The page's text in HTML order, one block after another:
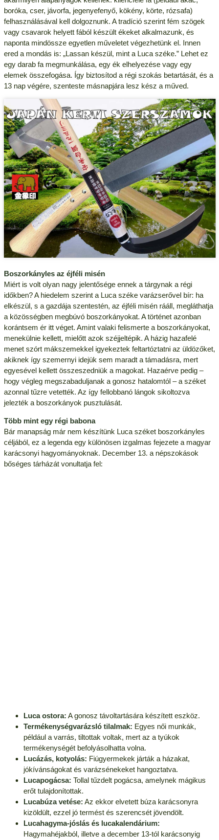
boróka, cser, jávorfa, jegenyefenyő, kökény, körte, rózsafa)
felhasználásával kell dolgoznunk. A tradíció szerint fém szögek
vagy csavarok helyett fából készült ékeket alkalmazunk, és
naponta mindössze egyetlen műveletet végezhetünk el. Innen
ered a mondás is: „Lassan készül, mint a Luca széke.” Lehet ez
egy darab fa megmunkálása, egy ék elhelyezése vagy egy
elemek összefogása. Így biztosítod a régi szokás betartását, és a
13 nap végére, szenteste másnapjára lesz kész a műved.
Boszorkányles az éjféli misén
Miért is volt olyan nagy jelentősége ennek a tárgynak a régi
időkben? A hiedelem szerint a Luca széke varázserővel bír: ha
elkészül, s a gazdája szentestén, az éjféli misén rááll, megláthatja
a közösségben megbúvó boszorkányokat. A történet azonban
korántsem ér itt véget. Amint valaki felismerte a boszorkányokat,
menekülnie kellett, mielőtt azok széjjeltépik. A házig hazafelé
menet szórt mákszemekkel igyekeztek feltartóztatni az üldözőket,
akiknek így szemernyi idejük sem maradt a támadásra, mert
egyesével kellett összeszedniük a magokat. Hazaérve pedig –
hogy végleg megszabaduljanak a gonosz hatalomtól – a széket
azonnal tűzre vetették. Az így fellobbanó lángok sikoltozva
jelezték a boszorkányok pusztulását.
Több mint egy régi babona
Bár manapság már nem készítünk Luca széket boszorkányles
céljából, ez a legenda egy különösen izgalmas fejezete a magyar
karácsonyi hagyományoknak. December 13. a népszokások
bőséges tárházát vonultatja fel:
Luca ostora: A gonosz távoltartására készített eszköz.
Termékenységvarázsló tilalmak: Egyes női munkák,
például a varrás, tiltottak voltak, mert az a tyúkok
termékenységét befolyásolhatta volna.
Lucázás, kotyolás: Fiúgyermekek járták a házakat,
jókívánságokat és varázsénekeket hangoztatva.
Lucapogácsa: Tollal tűzdelt pogácsa, amelynek mágikus
erőt tulajdonítottak.
Lucabúza vetése: Az ekkor elvetett búza karácsonyra
kizöldült, ezzel jó termést és szerencsét jövendölt.
Lucahagyma-jóslás és lucakalendárium:
Hagymahéjakból, illetve a december 13-tól karácsonyig